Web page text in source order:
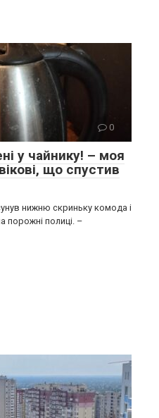
0
у чайнику! – моя
що спустив
нижню скриньку комода і
порожні полиці. –